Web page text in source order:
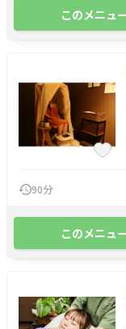
このメニュ
90分
このメニュ